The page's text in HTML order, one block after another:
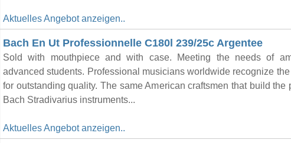
Aktuelles Angebot anzeigen..
Bach En Ut Professionnelle C180l 239/25c Argentee
Sold with mouthpiece and with case. Meeting the needs of
advanced students. Professional musicians worldwide recognize
for outstanding quality. The same American craftsmen that build the
Bach Stradivarius instruments...
Aktuelles Angebot anzeigen..